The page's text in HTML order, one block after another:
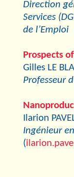
Direction
Services
de l’Emploi
Prospects
Gilles LE
Professeur
Ilarion
Ingénieur
(